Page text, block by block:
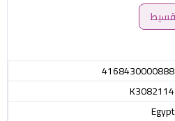
4168430000888
K3082114
Egypt